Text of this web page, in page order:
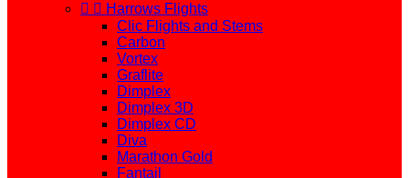
  Harrows Flights
Clic Flights and Stems
Carbon
Vortex
Graflite
Dimplex
Dimplex 3D
Dimplex CD
Diva
Marathon Gold
Fantail